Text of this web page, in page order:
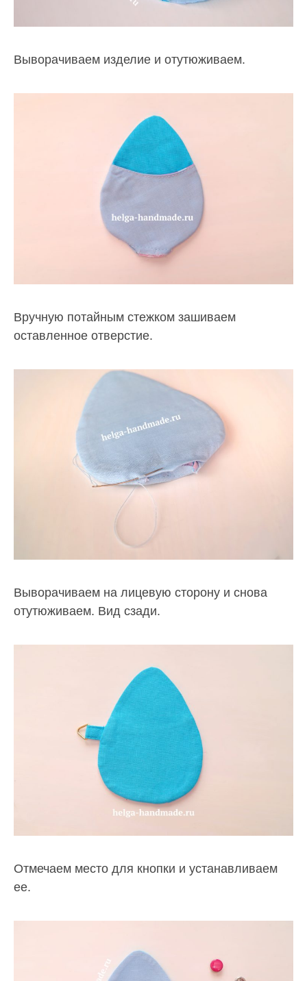
Выворачиваем изделие и отутюживаем.
Вручную потайным стежком зашиваем
оставленное отверстие.
Выворачиваем на лицевую сторону и снова
отутюживаем. Вид сзади.
Отмечаем место для кнопки и устанавливаем
ее.